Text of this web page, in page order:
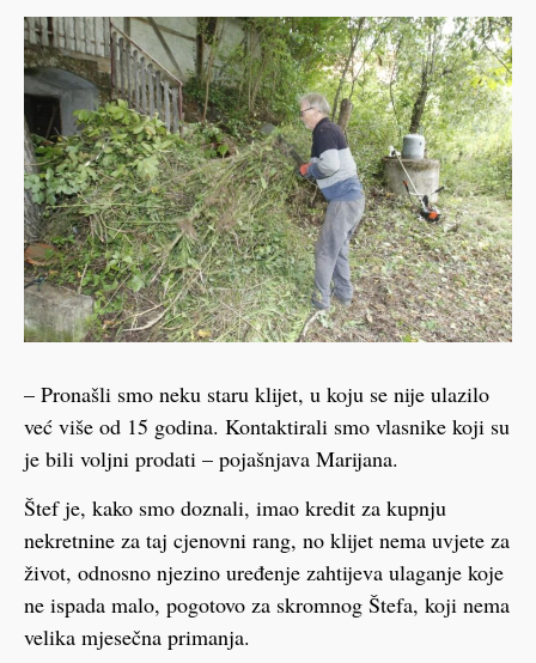
– Pronašli smo neku staru klijet, u koju se nije ulazilo
već više od 15 godina. Kontaktirali smo vlasnike koji su
je bili voljni prodati – pojašnjava Marijana.
Štef je, kako smo doznali, imao kredit za kupnju
nekretnine za taj cjenovni rang, no klijet nema uvjete za
život, odnosno njezino uređenje zahtijeva ulaganje koje
ne ispada malo, pogotovo za skromnog Štefa, koji nema
velika mjesečna primanja.